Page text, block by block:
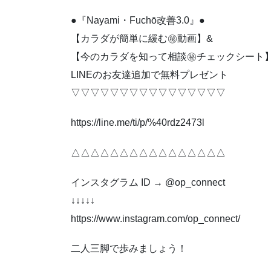
●『Nayami・Fuchō改善3.0』●
【カラダが簡単に緩む㊙動画】&
【今のカラダを知って相談㊙チェックシート
LINEのお友達追加で無料プレゼント
▽▽▽▽▽▽▽▽▽▽▽▽▽▽▽▽
https://line.me/ti/p/%40rdz2473l
△△△△△△△△△△△△△△△△
インスタグラム ID → @op_connect
↓↓↓↓↓
https://www.instagram.com/op_connect/
二人三脚で歩みましょう！